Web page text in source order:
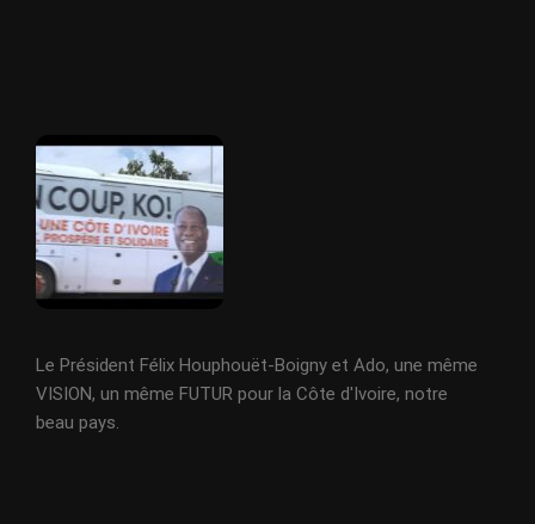
Le Président Félix Houphouët-Boigny et Ado, une même
VISION, un même FUTUR pour la Côte d'Ivoire, notre
beau pays.